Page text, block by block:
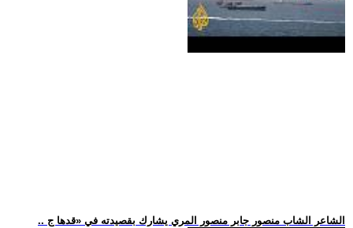
.. الشاعر الشاب منصور جابر منصور المري يشارك بقصيدته في «قدها ج